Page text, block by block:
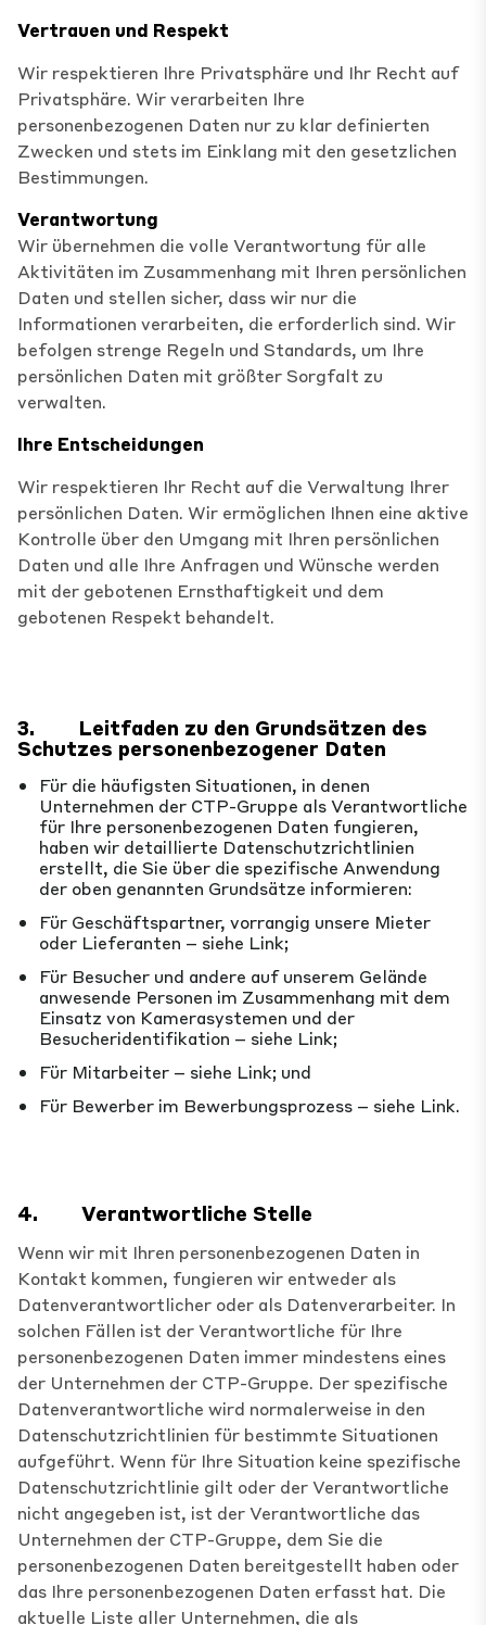
Vertrauen und Respekt
Wir respektieren Ihre Privatsphäre und Ihr Recht auf
Privatsphäre. Wir verarbeiten Ihre
personenbezogenen Daten nur zu klar definierten
Zwecken und stets im Einklang mit den gesetzlichen
Bestimmungen.
Verantwortung
Wir übernehmen die volle Verantwortung für alle
Aktivitäten im Zusammenhang mit Ihren persönlichen
Daten und stellen sicher, dass wir nur die
Informationen verarbeiten, die erforderlich sind. Wir
befolgen strenge Regeln und Standards, um Ihre
persönlichen Daten mit größter Sorgfalt zu
verwalten.
Ihre Entscheidungen
Wir respektieren Ihr Recht auf die Verwaltung Ihrer
persönlichen Daten. Wir ermöglichen Ihnen eine aktive
Kontrolle über den Umgang mit Ihren persönlichen
Daten und alle Ihre Anfragen und Wünsche werden
mit der gebotenen Ernsthaftigkeit und dem
gebotenen Respekt behandelt.
3. Leitfaden zu den Grundsätzen des
Schutzes personenbezogener Daten
Für die häufigsten Situationen, in denen
Unternehmen der CTP-Gruppe als Verantwortliche
für Ihre personenbezogenen Daten fungieren,
haben wir detaillierte Datenschutzrichtlinien
erstellt, die Sie über die spezifische Anwendung
der oben genannten Grundsätze informieren:
Für Geschäftspartner, vorrangig unsere Mieter
oder Lieferanten – siehe Link;
Für Besucher und andere auf unserem Gelände
anwesende Personen im Zusammenhang mit dem
Einsatz von Kamerasystemen und der
Besucheridentifikation – siehe Link;
Für Mitarbeiter – siehe Link; und
Für Bewerber im Bewerbungsprozess – siehe Link.
4. Verantwortliche Stelle
Wenn wir mit Ihren personenbezogenen Daten in
Kontakt kommen, fungieren wir entweder als
Datenverantwortlicher oder als Datenverarbeiter. In
solchen Fällen ist der Verantwortliche für Ihre
personenbezogenen Daten immer mindestens eines
der Unternehmen der CTP-Gruppe. Der spezifische
Datenverantwortliche wird normalerweise in den
Datenschutzrichtlinien für bestimmte Situationen
aufgeführt. Wenn für Ihre Situation keine spezifische
Datenschutzrichtlinie gilt oder der Verantwortliche
nicht angegeben ist, ist der Verantwortliche das
Unternehmen der CTP-Gruppe, dem Sie die
personenbezogenen Daten bereitgestellt haben oder
das Ihre personenbezogenen Daten erfasst hat. Die
aktuelle Liste aller Unternehmen, die als